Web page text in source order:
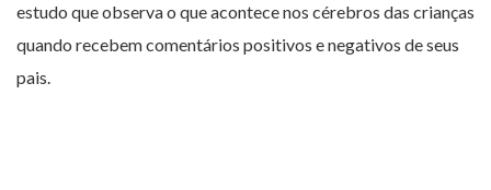
estudo que observa o que acontece nos cérebros das crianças
quando recebem comentários positivos e negativos de seus
pais.